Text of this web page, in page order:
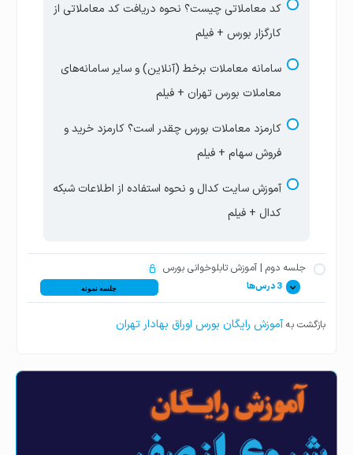
کد معاملاتی چیست؟ نحوه دریافت کد معاملاتی از
کارگزار بورس + فیلم
سامانه معاملات برخط (آنلاین) و سایر سامانه‌های
معاملات بورس تهران + فیلم
کارمزد معاملات بورس چقدر است؟ کارمزد خرید و
فروش سهام + فیلم
آموزش سایت کدال و نحوه استفاده از اطلاعات شبکه
کدال + فیلم
جلسه دوم | آموزش تابلوخوانی بورس
جلسه نمونه 3 درس‌ها
آموزش تابلوخوانی قیمت سهام شرکت‌ها در سایت
آموزش تابلوخوانی صفحه اصلی سایت بورس –
قسمت اول + فیلم
آموزش تابلوخوانی صفحه اول سایت بورس – قسمت
بازگشت بهآموزش رایگان بورس اوراق بهادار تهران